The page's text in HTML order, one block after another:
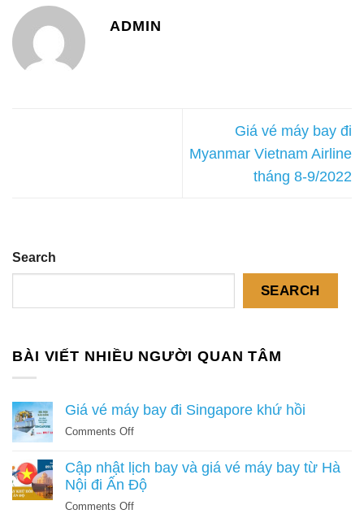
ADMIN
Giá vé máy bay đi
Myanmar Vietnam Airline
tháng 8-9/2022
Search
SEARCH
BÀI VIẾT NHIỀU NGƯỜI QUAN TÂM
Giá vé máy bay đi Singapore khứ hồi
Comments Offon
vé
máy
Cập nhật lịch bay và giá vé máy bay từ Hà
Nội đi Ấn Độ
Comments Offon